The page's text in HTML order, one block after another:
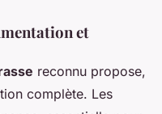
et
reconnu propose,
complète. Les